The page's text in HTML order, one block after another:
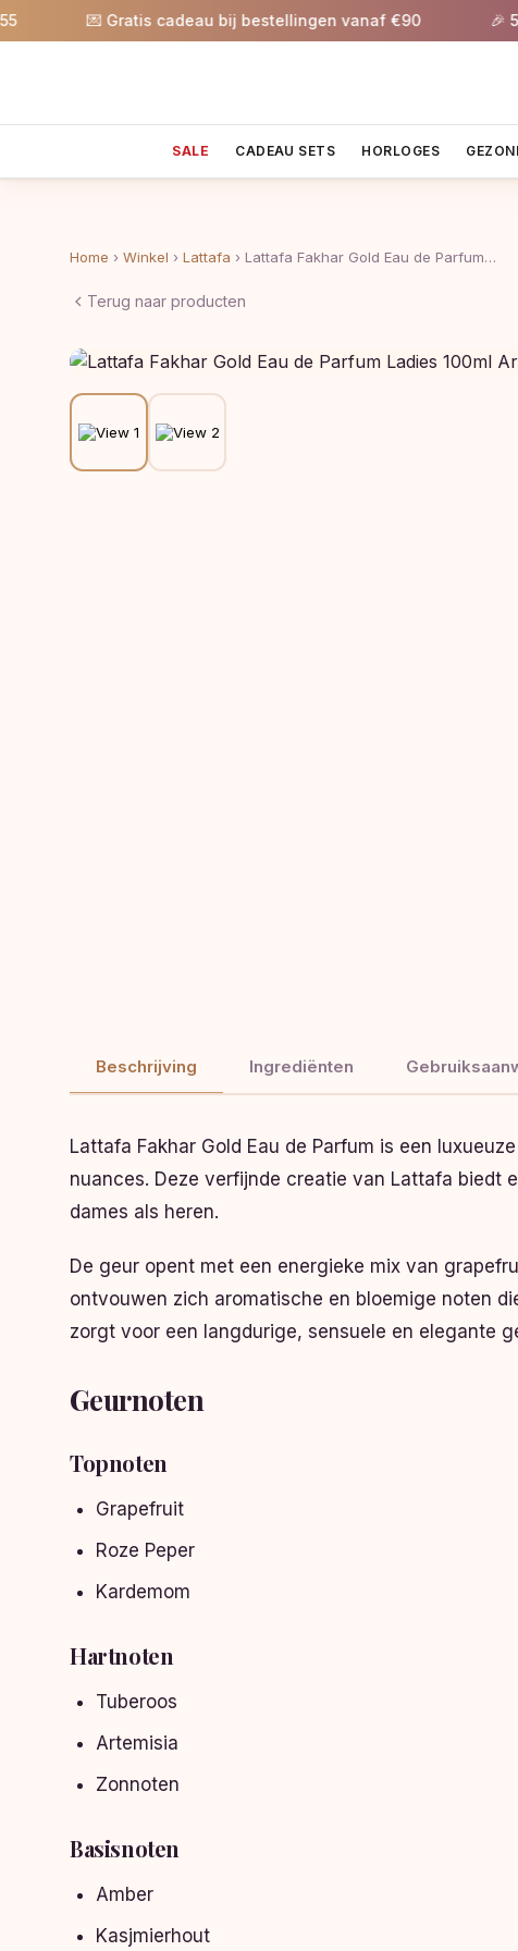
💌 Gratis cadeau bij bestellingen vanaf €90 🎉 5%
SALE CADEAU SETS HORLOGES
Home › Winkel › Lattafa › Lattafa Fakhar Gold Eau de Parfum…
Terug naar producten
Beschrijving Ingrediënten
Lattafa Fakhar Gold Eau de Parfum is een
nuances. Deze verfijnde creatie van Lattafa biedt
dames als heren.
De geur opent met een energieke mix van
ontvouwen zich aromatische en bloemige noten
zorgt voor een langdurige, sensuele en elegante
Geurnoten
Topnoten
Grapefruit
Roze Peper
Kardemom
Hartnoten
Tuberoos
Artemisia
Zonnoten
Basisnoten
Amber
Kasjmierhout